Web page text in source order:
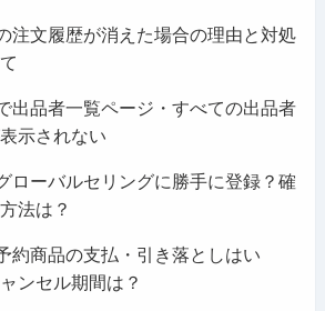
注文履歴が消えた場合の理由と対処
出品者一覧ページ・すべての出品者
示されない
ローバルセリングに勝手に登録？確
法は？
約商品の支払・引き落としはい
ンセル期間は？